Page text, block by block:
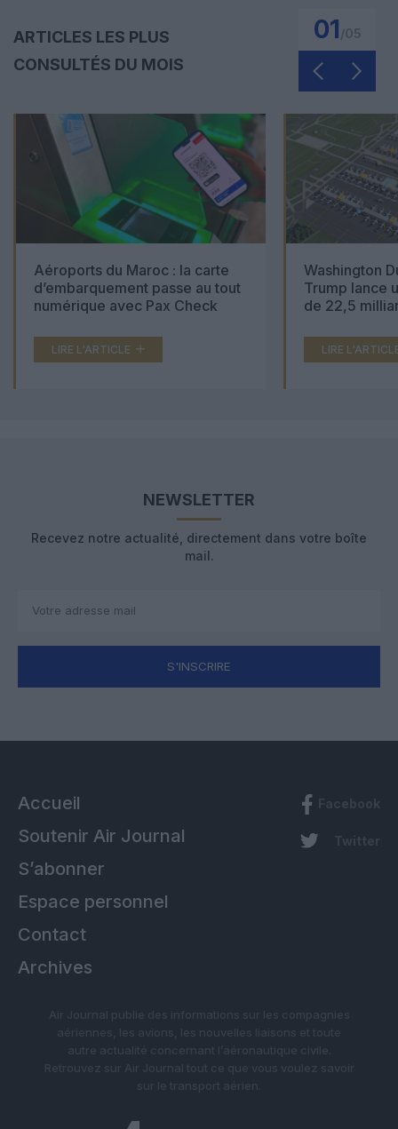
ARTICLES LES PLUS
CONSULTÉS DU MOIS
01
Aéroports du Maroc : la carte
d’embarquement passe au tout
numérique avec Pax Check
LIRE L'ARTICLE
Washington
Trump lance
de 22,5
LIRE
NEWSLETTER
Recevez notre actualité, directement dans votre boîte
mail.
S'INSCRIRE
Accueil
Soutenir Air Journal
S’abonner
Espace personnel
Contact
Archives